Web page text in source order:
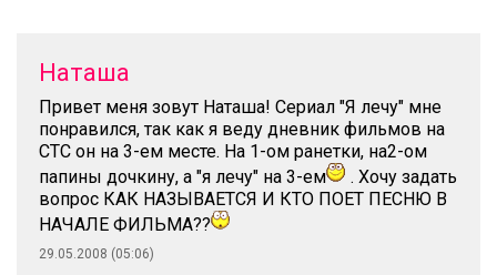
Наташа
Привет меня зовут Наташа! Сериал "Я лечу" мне
понравился, так как я веду дневник фильмов на
СТС он на 3-ем месте. На 1-ом ранетки, на2-ом
папины дочкину, а "я лечу" на 3-ем
. Хочу задать
вопрос КАК НАЗЫВАЕТСЯ И КТО ПОЕТ ПЕСНЮ В
НАЧАЛЕ ФИЛЬМА??
29.05.2008 (05:06)